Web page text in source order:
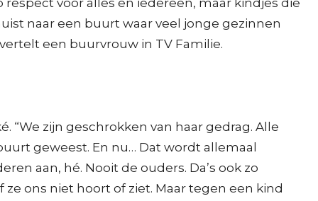
voor alles en iedereen, maar kindjes die
naar een buurt waar veel jonge gezinnen
een buurvrouw in TV Familie.
zijn geschrokken van haar gedrag. Alle
geweest. En nu… Dat wordt allemaal
aan, hé. Nooit de ouders. Da’s ook zo
ons niet hoort of ziet. Maar tegen een kind